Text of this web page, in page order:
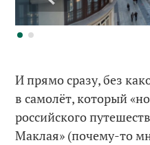
И прямо сразу, без
в самолёт, который
российского
Маклая» (почему-то